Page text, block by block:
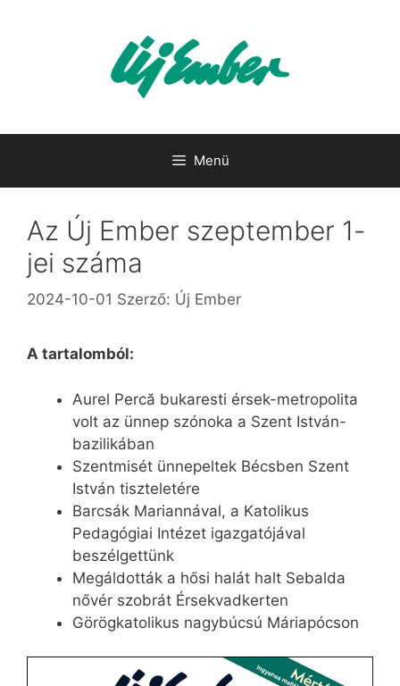
Menü
Az Új Ember szeptember 1-
jei száma
2024-10-01 Szerző: Új Ember
A tartalomból:
Aurel Percă bukaresti érsek-metropolita
volt az ünnep szónoka a Szent István-
bazilikában
Szentmisét ünnepeltek Bécsben Szent
István tiszteletére
Barcsák Mariannával, a Katolikus
Pedagógiai Intézet igazgatójával
beszélgettünk
Megáldották a hősi halát halt Sebalda
nővér szobrát Érsekvadkerten
Görögkatolikus nagybúcsú Máriapócson